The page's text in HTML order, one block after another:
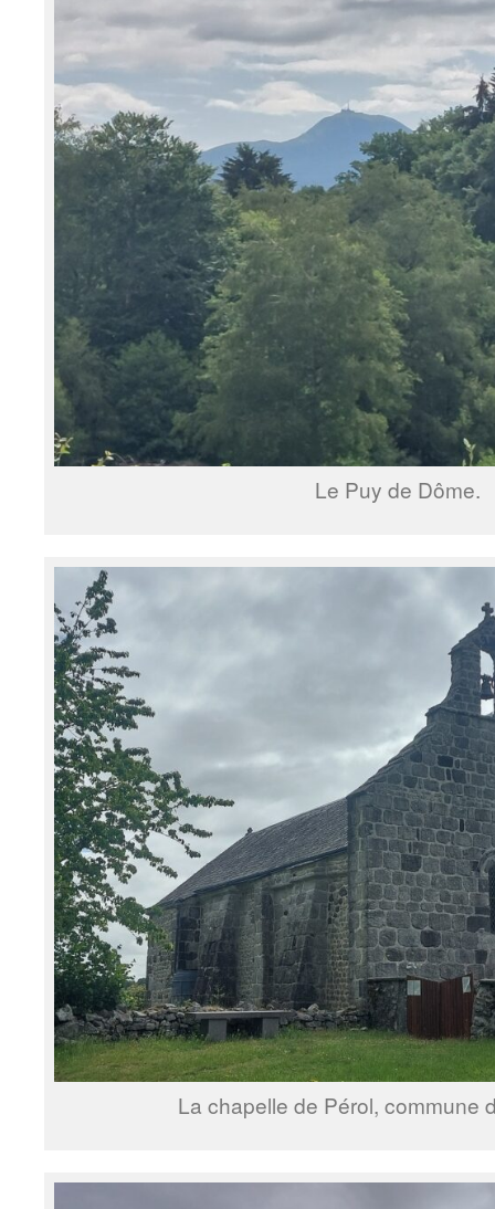
Le Puy de Dôme.
La chapelle de Pérol, commune